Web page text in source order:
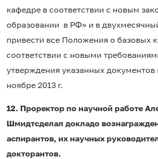
кафедре в соответствии с новым
образовании
в РФ» и в
привести все Положения о базовых
соответствии с новыми
утверждения указанных документов
ноябре 2013 г.
12. Проректор по научной работе
Шмидтсделал докладо
аспирантов, их научных
докторантов.